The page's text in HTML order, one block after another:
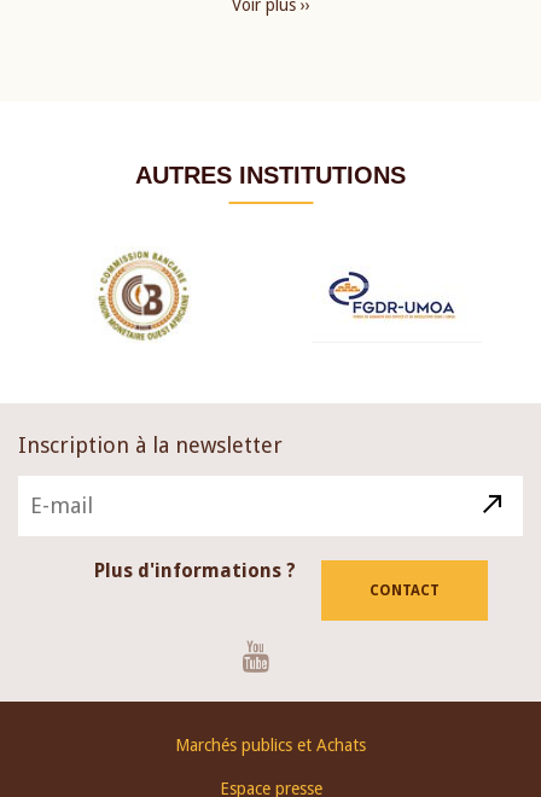
Voir plus ››
AUTRES INSTITUTIONS
Inscription à la newsletter
Plus d'informations ?
CONTACT
Marchés publics et Achats
Espace presse